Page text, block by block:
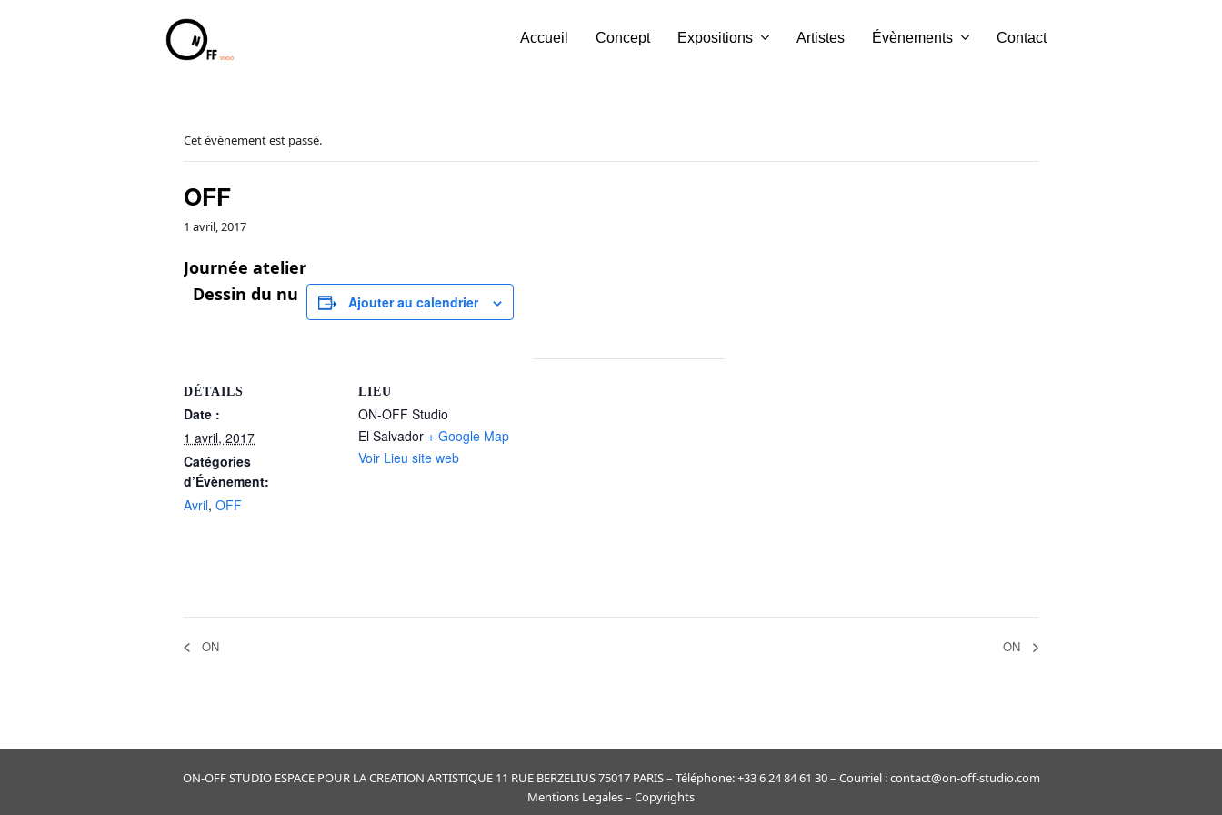
Accueil Concept Expositions Artistes Évènements Contact
Cet évènement est passé.
OFF
1 avril, 2017
Journée atelier
Dessin du nu
Ajouter au calendrier
DÉTAILS
Date :
1 avril, 2017
Catégories
d’Évènement:
Avril, OFF
LIEU
ON-OFF Studio
El Salvador + Google Map
Voir Lieu site web
ON ON
ON-OFF STUDIO ESPACE POUR LA CREATION ARTISTIQUE 11 RUE BERZELIUS 75017 PARIS – Téléphone: +33 6 24 84 61 30 – Courriel : contact@on-off-studio.com
Mentions Legales– Copyrights